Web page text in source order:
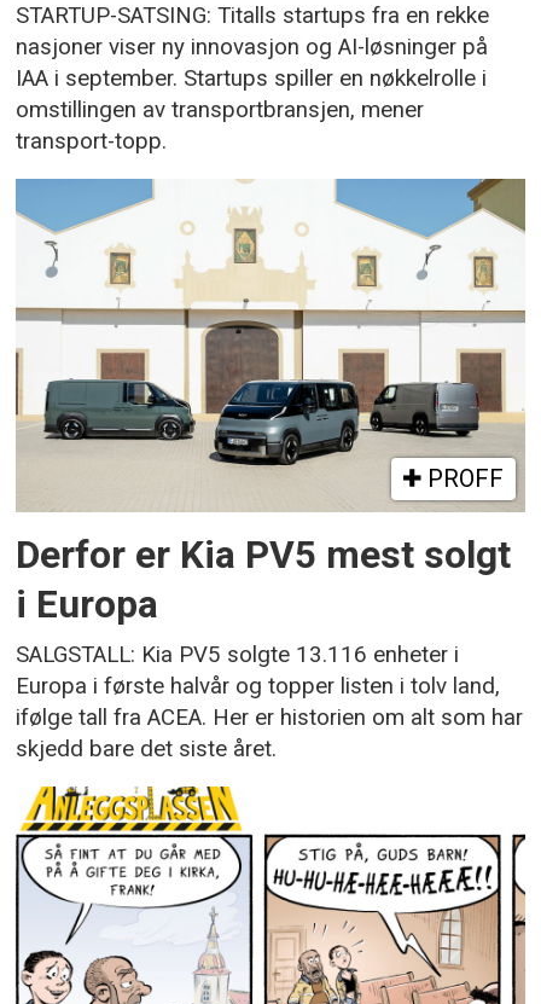
STARTUP-SATSING: Titalls startups fra en rekke
nasjoner viser ny innovasjon og AI-løsninger på
IAA i september. Startups spiller en nøkkelrolle i
omstillingen av transportbransjen, mener
transport-topp.
PROFF
Derfor er Kia PV5 mest solgt
i Europa
SALGSTALL: Kia PV5 solgte 13.116 enheter i
Europa i første halvår og topper listen i tolv land,
ifølge tall fra ACEA. Her er historien om alt som har
skjedd bare det siste året.